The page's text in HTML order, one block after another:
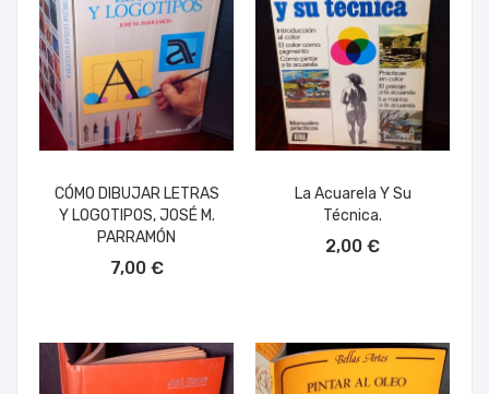
CÓMO DIBUJAR LETRAS
Y LOGOTIPOS, JOSÉ M.
PARRAMÓN
7,00 €
La Acuarela Y Su
Técnica.
2,00 €